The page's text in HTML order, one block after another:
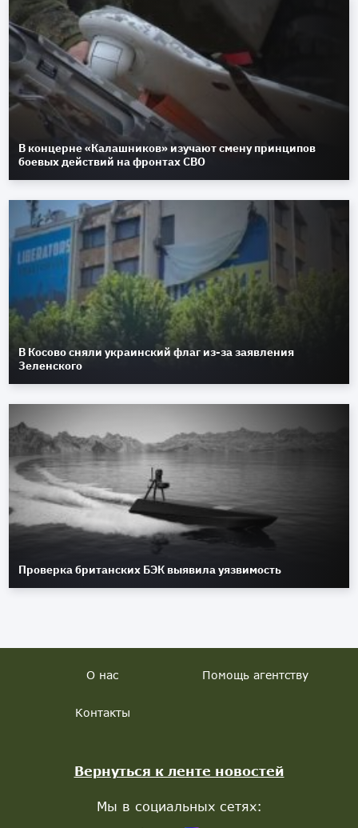
В концерне «Калашников» изучают смену принципов
боевых действий на фронтах СВО
В Косово сняли украинский флаг из-за заявления
Зеленского
Проверка британских БЭК выявила уязвимость
О нас Помощь агентству
Контакты
Вернуться к ленте новостей
Мы в социальных сетях: